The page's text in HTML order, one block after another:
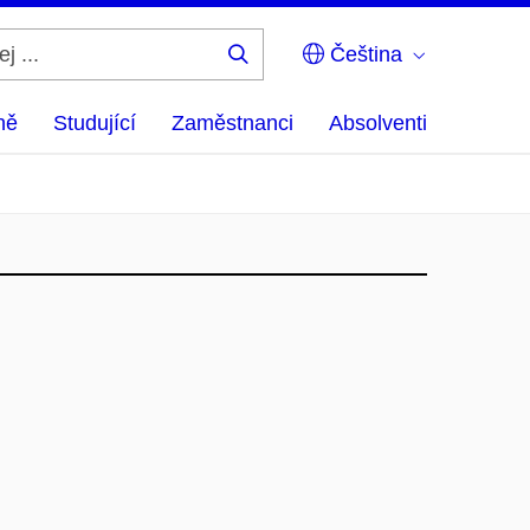
Čeština
Studující Zaměstnanci Absolventi